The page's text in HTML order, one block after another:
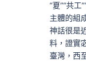
“夏”“共
主體的組
神話很是
料，證實
臺灣，西